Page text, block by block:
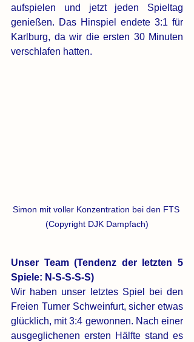
aufspielen und jetzt jeden Spieltag
genießen. Das Hinspiel endete 3:1 für
Karlburg, da wir die ersten 30 Minuten
verschlafen hatten.
Simon mit voller Konzentration bei den FTS
(Copyright DJK Dampfach)
Unser Team (Tendenz der letzten 5
Spiele: N-S-S-S-S)
Wir haben unser letztes Spiel bei den
Freien Turner Schweinfurt, sicher etwas
glücklich, mit 3:4 gewonnen. Nach einer
ausgeglichenen ersten Hälfte stand es